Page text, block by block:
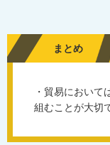
まとめ
・貿易において
組むことが大切